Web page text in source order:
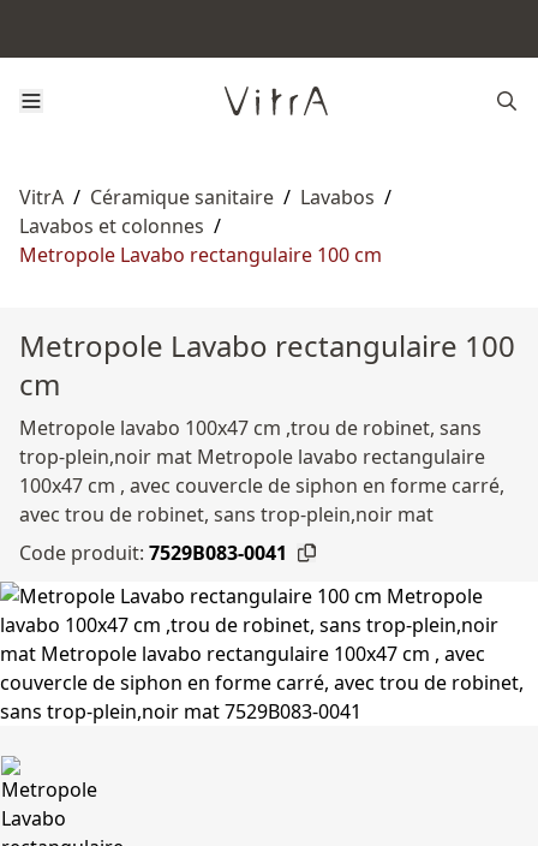
VitrA / Céramique sanitaire / Lavabos /
Lavabos et colonnes /
Metropole Lavabo rectangulaire 100 cm
Metropole Lavabo rectangulaire 100
cm
Metropole lavabo 100x47 cm ,trou de robinet, sans
trop-plein,noir mat Metropole lavabo rectangulaire
100x47 cm , avec couvercle de siphon en forme carré,
avec trou de robinet, sans trop-plein,noir mat
Code produit: 7529B083-0041